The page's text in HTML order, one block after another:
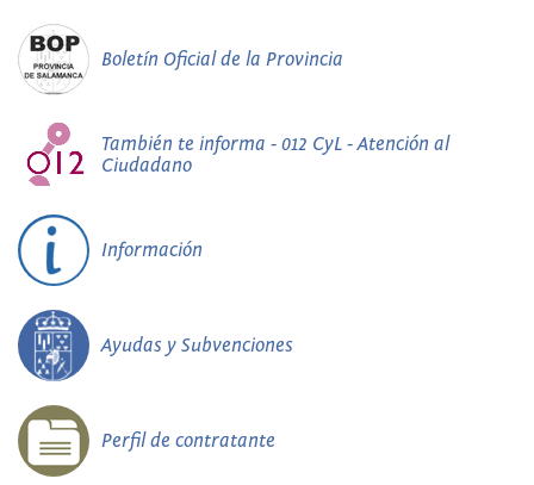
Boletín Oficial de la Provincia
También te informa - 012 CyL - Atención al
Ciudadano
Información
Ayudas y Subvenciones
Perfil de contratante